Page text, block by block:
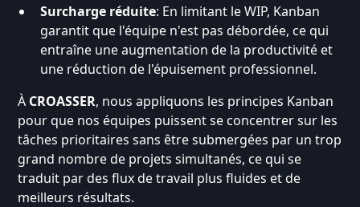
Surcharge réduite: En limitant le WIP, Kanban
garantit que l'équipe n'est pas débordée, ce qui
entraîne une augmentation de la productivité et
une réduction de l'épuisement professionnel.
À CROASSER, nous appliquons les principes Kanban
pour que nos équipes puissent se concentrer sur les
tâches prioritaires sans être submergées par un trop
grand nombre de projets simultanés, ce qui se
traduit par des flux de travail plus fluides et de
meilleurs résultats.